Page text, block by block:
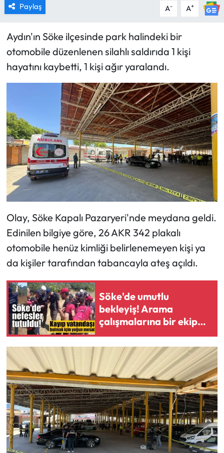
Paylaş A- A+
Aydın'ın Söke ilçesinde park halindeki bir
otomobile düzenlenen silahlı saldırıda 1 kişi
hayatını kaybetti, 1 kişi ağır yaralandı.
Olay, Söke Kapalı Pazaryeri'nde meydana geldi.
Edinilen bilgiye göre, 26 AKR 342 plakalı
otomobile henüz kimliği belirlenemeyen kişi ya
da kişiler tarafından tabancayla ateş açıldı.
Söke'de umutlu
bekleyiş! Arama
çalışmalarına bir ekip
daha katıldı
RESMİ İLANLAR
HABER İLAN